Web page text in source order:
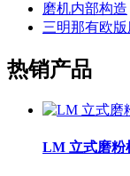
磨机内部构造
三明那有欧
热销产品
LM 立式磨粉